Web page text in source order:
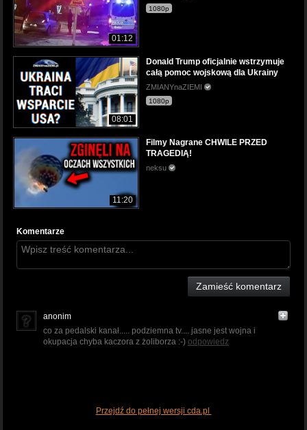
01:12
1080p
08:01
Donald Trump oficjalnie wstrzymuje
całą pomoc wojskową dla Ukrainy
ZMIANYnaZIEMI
1080p
11:20
Filmy Nagrane CHWILE PRZED
TRAGEDIĄ!
neksu
Komentarze
Zamieść komentarz
anonim
co za pedalski kanał..... podziemna tv.... jasne jest wojna i
okupacja chyba kaczora z żoliborza :-) odpowiedz
Przejdź do pełnej wersji cda.pl